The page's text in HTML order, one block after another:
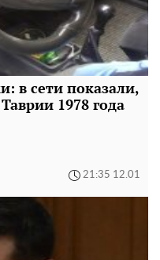
в сети показали,
1978 года
21:35 12.01